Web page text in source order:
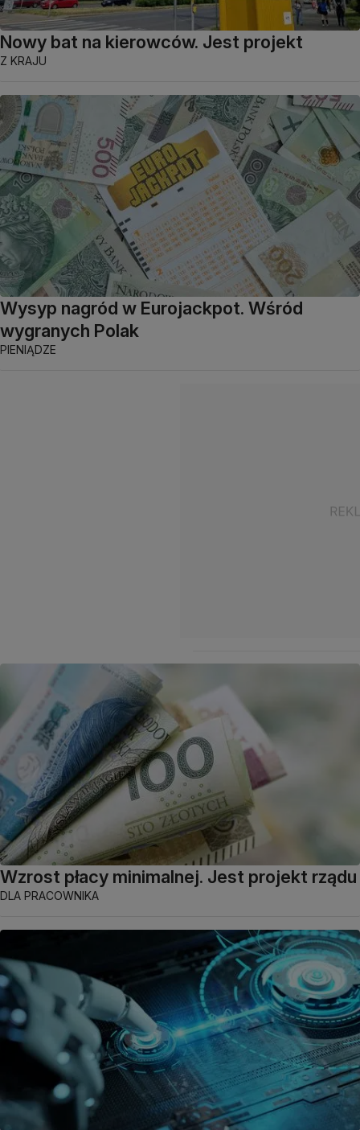
Nowy bat na kierowców. Jest projekt
Z KRAJU
Wysyp nagród w Eurojackpot. Wśród
wygranych Polak
PIENIĄDZE
Wzrost płacy minimalnej. Jest projekt rządu
DLA PRACOWNIKA